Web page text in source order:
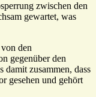
zwischen den
gewartet, was
den
gegenüber den
damit zusammen, dass
gesehen und gehört